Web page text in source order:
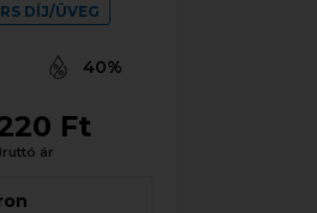
DÍJ/ÜVEG
40%
Ft
ár